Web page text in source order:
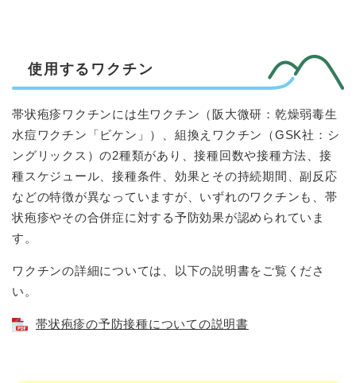
使用するワクチン
帯状疱疹ワクチンには生ワクチン（阪大微研：乾燥弱毒生
水痘ワクチン「ビケン」）、組換えワクチン（GSK社：シ
ングリックス）の2種類があり、接種回数や接種方法、接
種スケジュール、接種条件、効果とその持続期間、副反応
などの特徴が異なっていますが、いずれのワクチンも、帯
状疱疹やその合併症に対する予防効果が認められていま
す。
ワクチンの詳細については、以下の説明書をご覧くださ
い。
帯状疱疹の予防接種についての説明書